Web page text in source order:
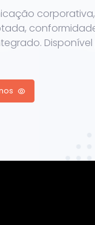
conformidade